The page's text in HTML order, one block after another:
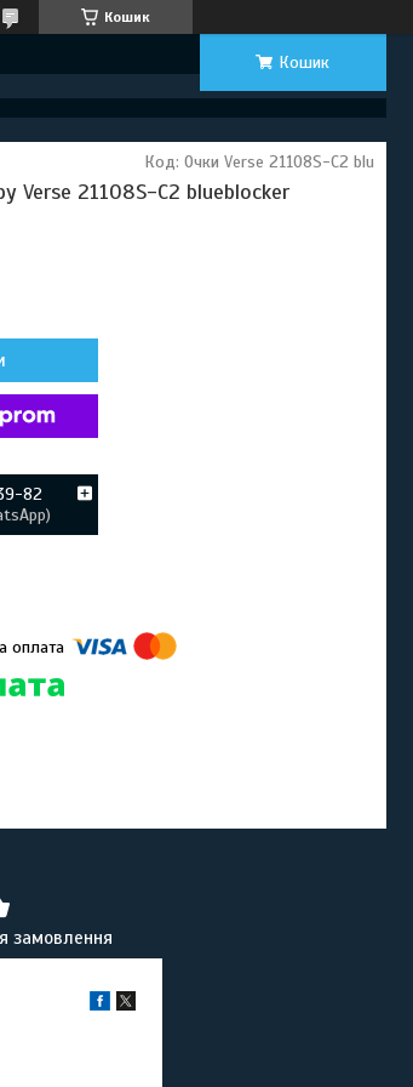
Кошик
Кошик
Verse 21108S-C2 blueblocker
Код: Очки Verse 21108S-C2 blu
82
замовлення